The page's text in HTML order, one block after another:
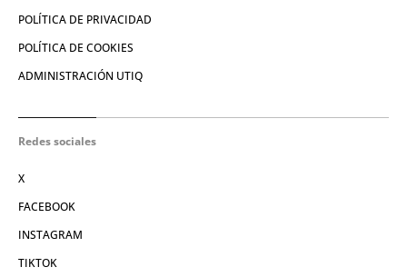
POLÍTICA DE PRIVACIDAD
POLÍTICA DE COOKIES
ADMINISTRACIÓN UTIQ
Redes sociales
X
FACEBOOK
INSTAGRAM
TIKTOK